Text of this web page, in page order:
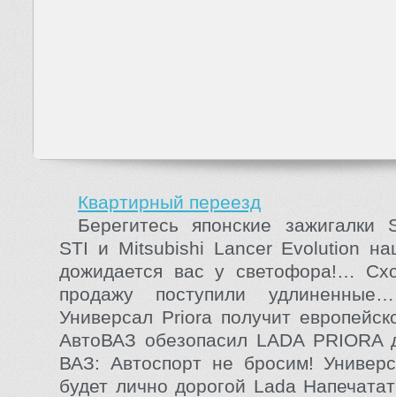
Квартирный переезд
Берегитесь японские зажигалки
STI и Mitsubishi Lancer Evolution
дожидается вас у светофора!…
продажу поступили
Универсал Priora получит
АвтоВАЗ обезопасил LADA PRIORA
ВАЗ: Автоспорт не бросим!
будет лично дорогой Lada